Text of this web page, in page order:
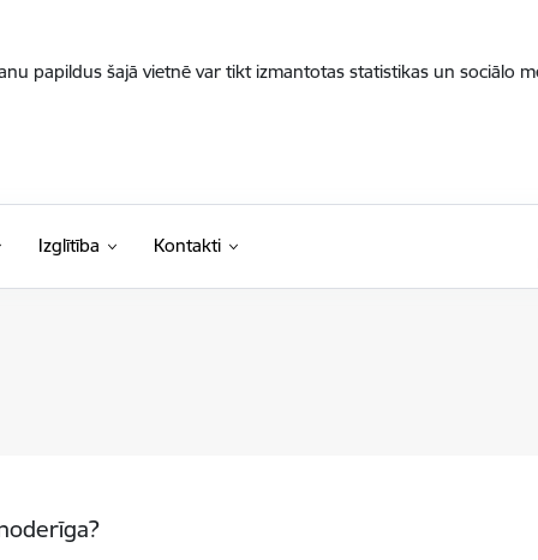
papildus šajā vietnē var tikt izmantotas statistikas un sociālo
Izglītība Kontakti